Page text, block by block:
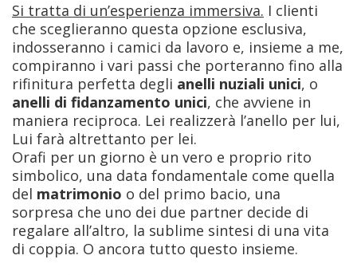
Si tratta di un’esperienza immersiva. I clienti
che sceglieranno questa opzione esclusiva,
indosseranno i camici da lavoro e, insieme a me,
compiranno i vari passi che porteranno fino alla
rifinitura perfetta degli anelli nuziali unici, o
anelli di fidanzamento unici, che avviene in
maniera reciproca. Lei realizzerà l’anello per lui,
Lui farà altrettanto per lei.
Orafi per un giorno è un vero e proprio rito
simbolico, una data fondamentale come quella
del matrimonio o del primo bacio, una
sorpresa che uno dei due partner decide di
regalare all’altro, la sublime sintesi di una vita
di coppia. O ancora tutto questo insieme.